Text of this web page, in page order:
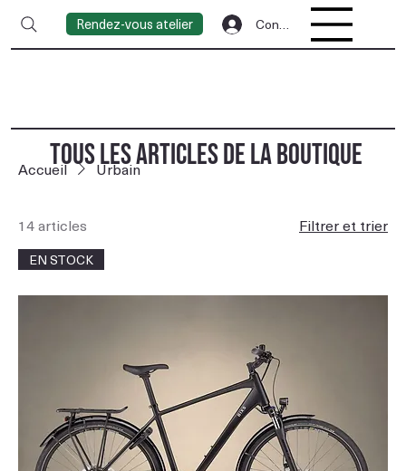
Rendez-vous atelier Connexion
Accueil Urbain
14 articles Filtrer et trier
EN STOCK
TOUS LES ARTICLES DE LA BOUTIQUE